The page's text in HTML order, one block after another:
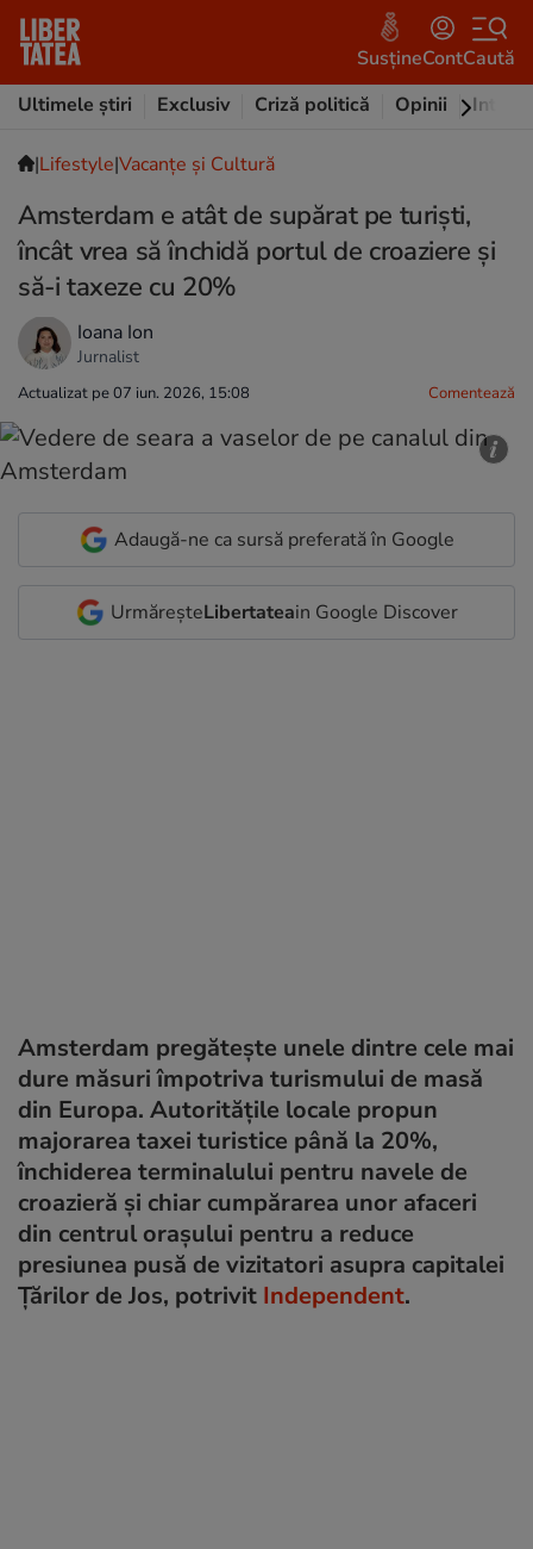
SusțineContCaută
Ultimele știri
Exclusiv Criză politică Opinii
|Lifestyle|Vacanțe și Cultură
Amsterdam e atât de supărat pe turiști,
încât vrea să închidă portul de croaziere și
să-i taxeze cu 20%
Ioana Ion
Jurnalist
Actualizat pe 07 iun. 2026, 15:08 Comentează
Adaugă-ne ca sursă preferată în Google
UrmăreșteLibertateain Google Discover
Amsterdam pregătește unele dintre cele mai
dure măsuri împotriva turismului de masă
din Europa. Autoritățile locale propun
majorarea taxei turistice până la 20%,
închiderea terminalului pentru navele de
croazieră și chiar cumpărarea unor afaceri
din centrul orașului pentru a reduce
presiunea pusă de vizitatori asupra capitalei
Țărilor de Jos, potrivit Independent.